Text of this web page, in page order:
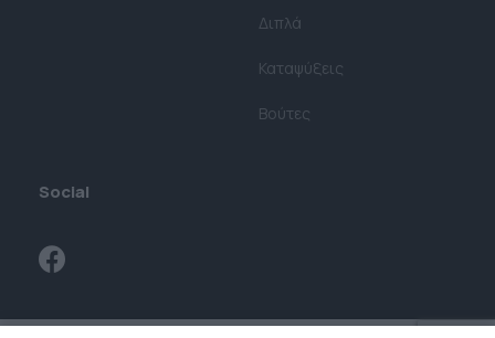
Διπλά
Καταψύξεις
Βούτες
Social